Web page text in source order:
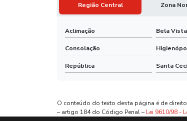
Região Central Zona
Aclimação Bela Vista
Consolação
República Santa
O conteúdo do texto desta página é de
– artigo 184 do Código Penal – Lei 9610/98 -